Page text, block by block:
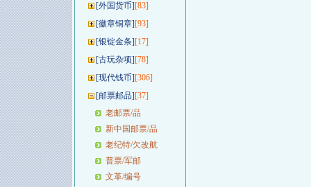
[外国货币][83]
[徽章铜章][93]
[银锭金条][17]
[古玩杂项][78]
[现代钱币][306]
[邮票邮品][37]
老邮票/品
新中国邮票/品
老纪特/欠改航
普票/军邮
文革/编号